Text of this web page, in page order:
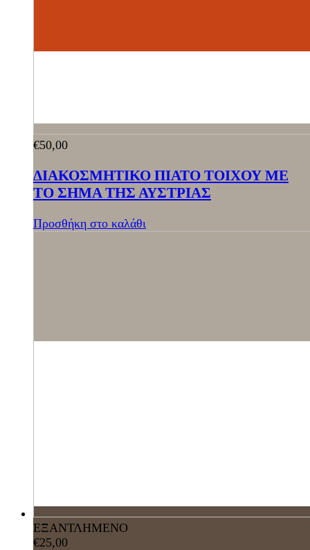
€50,00
ΔΙΑΚΟΣΜΗΤΙΚΟ ΠΙΑΤΟ ΤΟΙΧΟΥ ΜΕ
ΤΟ ΣΗΜΑ ΤΗΣ ΑΥΣΤΡΙΑΣ
Προσθήκη στο καλάθι
ΕΞΑΝΤΛΗΜΕΝΟ
€25,00